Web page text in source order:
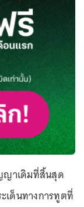
ญาเดิมที่สิ้นสุด
เด็นทางการทูตที่